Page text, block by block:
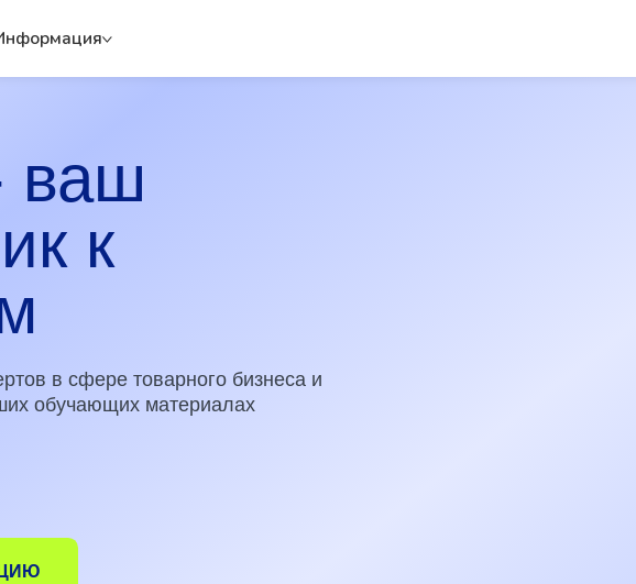
к
сфере товарного бизнеса и